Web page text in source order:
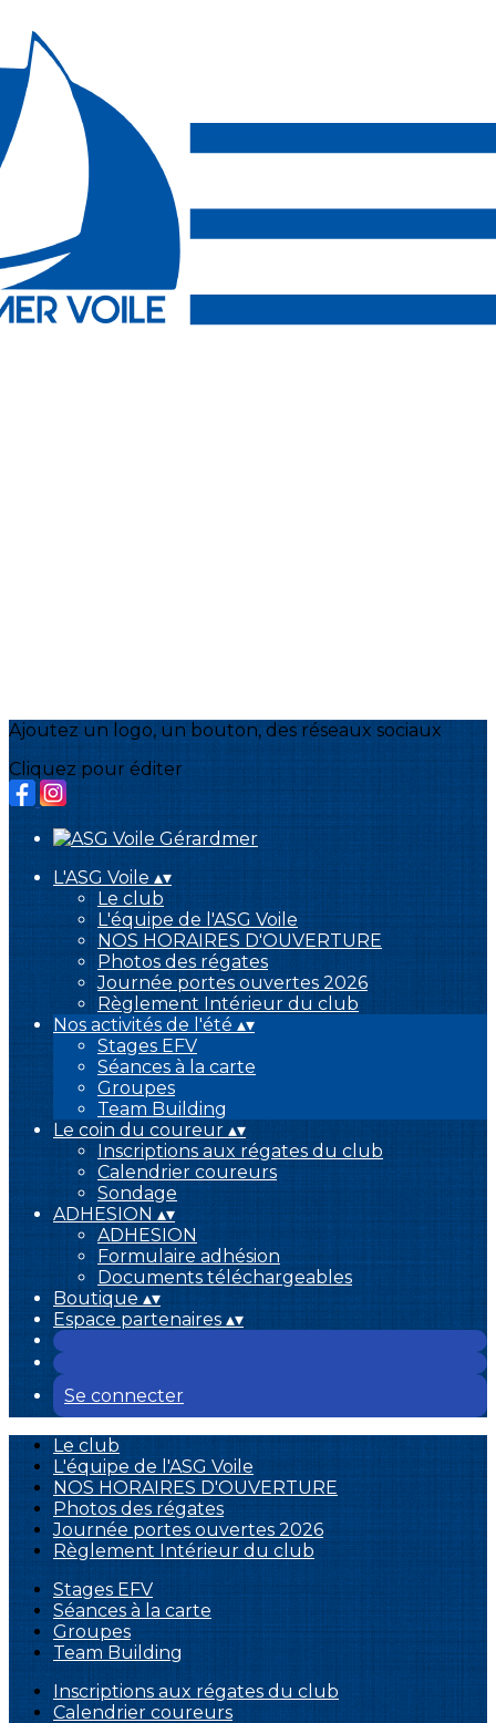
Exporter toutes les colonnes
Exporter uniquement les colonnes affichées
Menu
<
>
Stages EFV
Séances à la carte
Groupes
Team Building
?>
Images de la page d'accueil
Ajoutez un logo, un bouton, des réseaux sociaux
Cliquez pour éditer
L'ASG Voile ▴▾
Le club
L'équipe de l'ASG Voile
NOS HORAIRES D'OUVERTURE
Photos des régates
Journée portes ouvertes 2026
Règlement Intérieur du club
Nos activités de l'été ▴▾
Stages EFV
Séances à la carte
Groupes
Team Building
Le coin du coureur ▴▾
Inscriptions aux régates du club
Calendrier coureurs
Sondage
ADHESION ▴▾
ADHESION
Formulaire adhésion
Documents téléchargeables
Boutique▴▾
Espace partenaires ▴▾
Se connecter
Le club
L'équipe de l'ASG Voile
NOS HORAIRES D'OUVERTURE
Photos des régates
Journée portes ouvertes 2026
Règlement Intérieur du club
Stages EFV
Séances à la carte
Groupes
Team Building
Inscriptions aux régates du club
Calendrier coureurs